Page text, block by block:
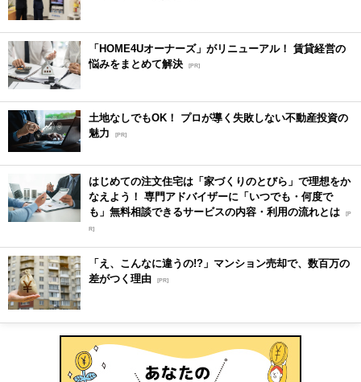
「HOME4Uオーナーズ」がリニューアル！ 賃貸経営の
悩みをまとめて解決 [PR]
土地なしでもOK！ プロが導く失敗しない不動産投資の
魅力
[PR]
はじめての注文住宅は「家づくりのとびら」で理想をか
なえよう！ 専門アドバイザーに「いつでも・何度で
も」無料相談できるサービスの内容・利用の流れとは [P
R]
「え、こんなに違うの!?」マンション売却で、数百万の
差がつく理由 [PR]